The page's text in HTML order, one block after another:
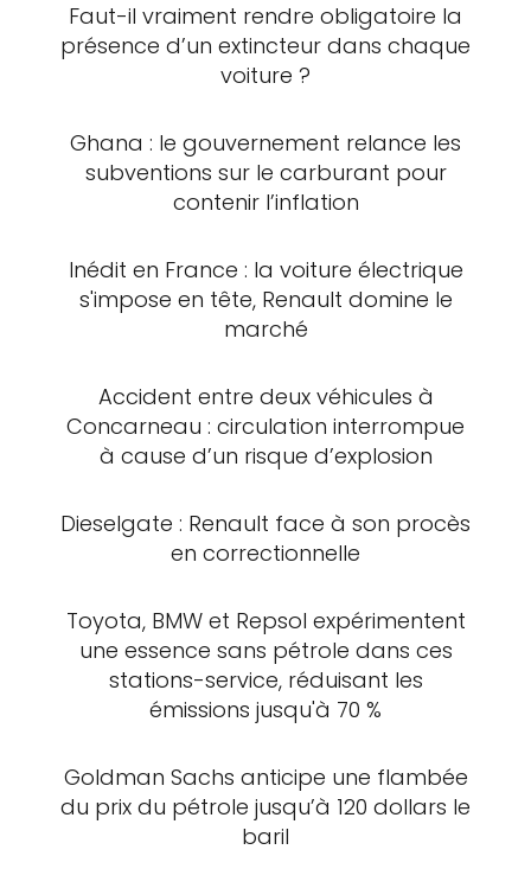
Faut-il vraiment rendre obligatoire la
présence d’un extincteur dans chaque
voiture ?
Ghana : le gouvernement relance les
subventions sur le carburant pour
contenir l’inflation
Inédit en France : la voiture électrique
s'impose en tête, Renault domine le
marché
Accident entre deux véhicules à
Concarneau : circulation interrompue
à cause d’un risque d’explosion
Dieselgate : Renault face à son procès
en correctionnelle
Toyota, BMW et Repsol expérimentent
une essence sans pétrole dans ces
stations-service, réduisant les
émissions jusqu'à 70 %
Goldman Sachs anticipe une flambée
du prix du pétrole jusqu’à 120 dollars le
baril